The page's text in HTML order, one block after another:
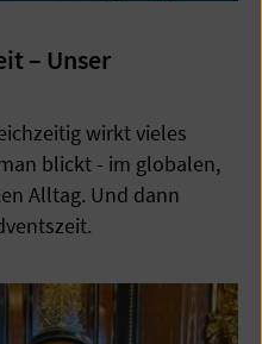
– Unser
wirkt vieles
blickt - im globalen,
Alltag. Und dann